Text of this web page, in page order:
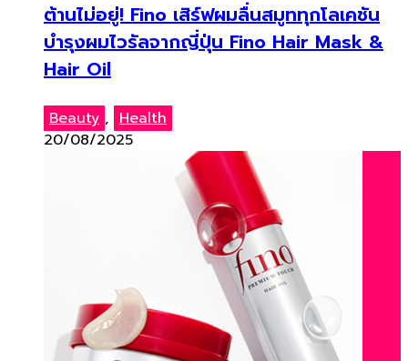
ต้านไม่อยู่! Fino เสิร์ฟผมลื่นสมูททุกโลเคชัน
บำรุงผมไวรัลจากญี่ปุ่น Fino Hair Mask &
Hair Oil
Beauty , Health
20/08/2025